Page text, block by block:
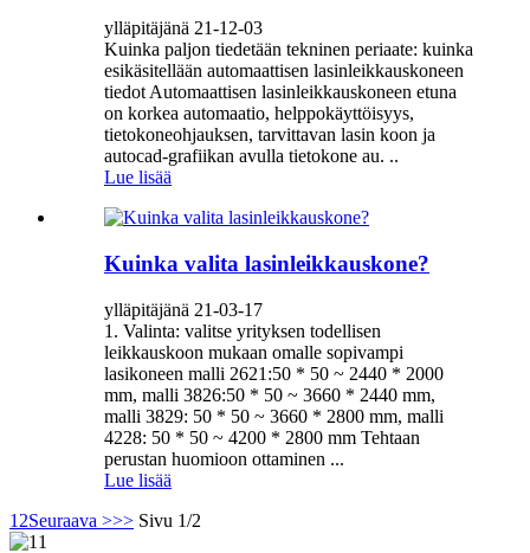
ylläpitäjänä 21-12-03
Kuinka paljon tiedetään tekninen periaate: kuinka
esikäsitellään automaattisen lasinleikkauskoneen
tiedot Automaattisen lasinleikkauskoneen etuna
on korkea automaatio, helppokäyttöisyys,
tietokoneohjauksen, tarvittavan lasin koon ja
autocad-grafiikan avulla tietokone au. ..
Lue lisää
Kuinka valita lasinleikkauskone?
ylläpitäjänä 21-03-17
1. Valinta: valitse yrityksen todellisen
leikkauskoon mukaan omalle sopivampi
lasikoneen malli 2621:50 * 50 ~ 2440 * 2000
mm, malli 3826:50 * 50 ~ 3660 * 2440 mm,
malli 3829: 50 * 50 ~ 3660 * 2800 mm, malli
4228: 50 * 50 ~ 4200 * 2800 mm Tehtaan
perustan huomioon ottaminen ...
Lue lisää
1 2Seuraava >>> Sivu 1/2